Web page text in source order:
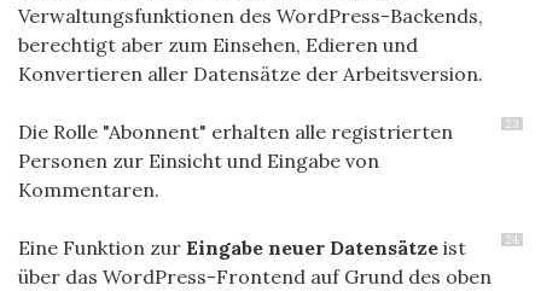
Verwaltungsfunktionen des WordPress-Backends,
berechtigt aber zum Einsehen, Edieren und
Konvertieren aller Datensätze der Arbeitsversion.
23
Die Rolle "Abonnent" erhalten alle registrierten
Personen zur Einsicht und Eingabe von
Kommentaren.
24
Eine Funktion zur Eingabe neuer Datensätze ist
über das WordPress-Frontend auf Grund des oben